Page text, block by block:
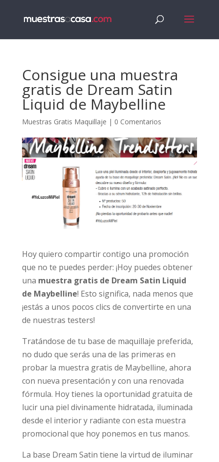
Consigue una muestra
gratis de Dream Satin
Liquid de Maybelline
Muestras Gratis Maquillaje | 0 Comentarios
Hoy quiero compartir contigo una promoción
que no te puedes perder: ¡Hoy puedes obtener
una muestra gratis de Dream Satin Liquid
de Maybelline! Esto significa, nada menos que
¡estás a unos pocos clics de convertirte en una
de nuestras testers!
Tratándose de tu base de maquillaje preferida,
no dudo que serás una de las primeras en
probar la muestra gratis de Maybelline, ahora
con nueva presentación y con una renovada
fórmula. Hoy tienes la oportunidad gratuita de
lucir una piel divinamente hidratada, iluminada
desde el interior y radiante con esta muestra
promocional que hoy ponemos en tus manos.
La base Dream Satin tiene la virtud de iluminar